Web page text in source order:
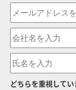
どちらを重視してい